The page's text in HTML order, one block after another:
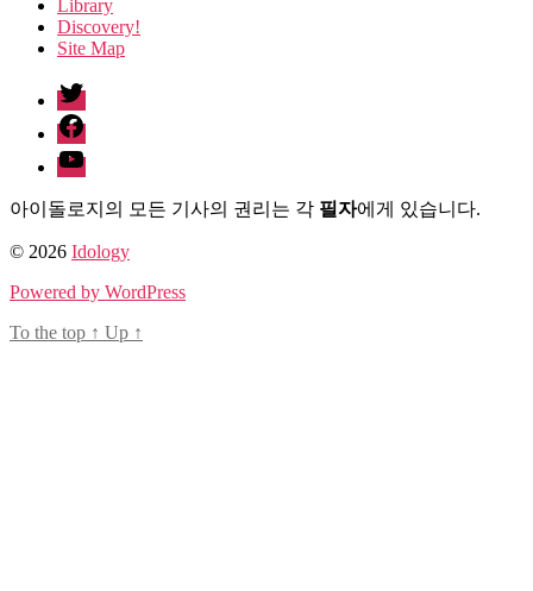
Library
Discovery!
Site Map
twitter
facebook
Youtube
아이돌로지의 모든 기사의 권리는 각 필자에게 있습니다.
© 2026 Idology
Powered by WordPress
To the top ↑ Up ↑